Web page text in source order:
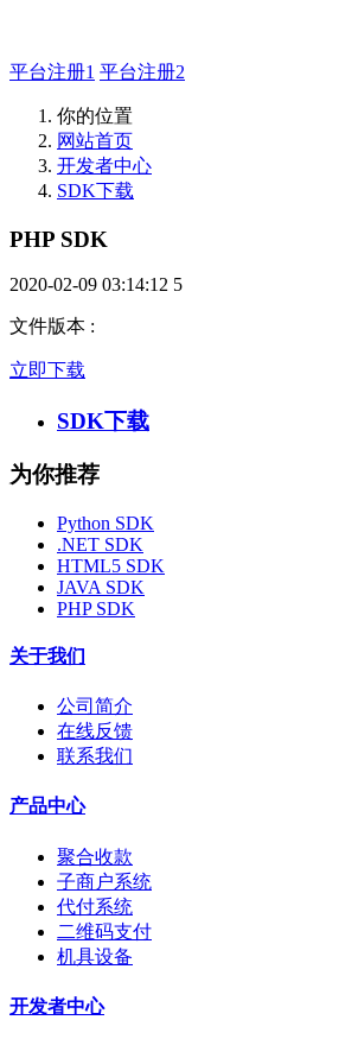
平台注册1 平台注册2
你的位置
网站首页
开发者中心
SDK下载
PHP SDK
2020-02-09 03:14:12 5
文件版本 :
立即下载
SDK下载
为你推荐
Python SDK
.NET SDK
HTML5 SDK
JAVA SDK
PHP SDK
关于我们
公司简介
在线反馈
联系我们
产品中心
聚合收款
子商户系统
代付系统
二维码支付
机具设备
开发者中心